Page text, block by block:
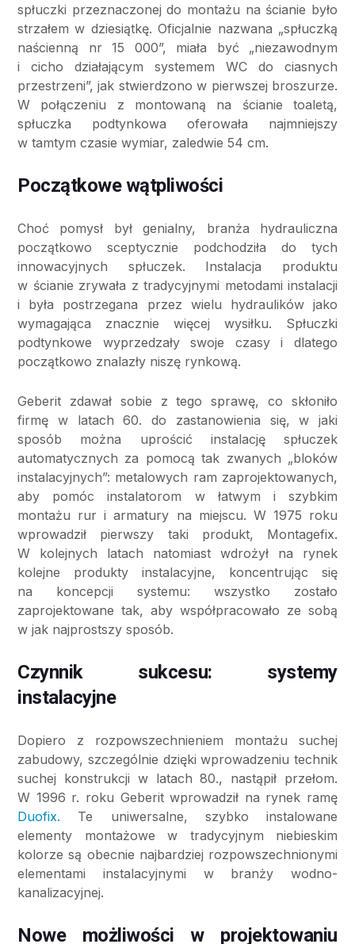
spłuczki przeznaczonej do montażu na ścianie było
strzałem w dziesiątkę. Oficjalnie nazwana „spłuczką
naścienną nr 15 000”, miała być „niezawodnym
i cicho działającym systemem WC do ciasnych
przestrzeni”, jak stwierdzono w pierwszej broszurze.
W połączeniu z montowaną na ścianie toaletą,
spłuczka podtynkowa oferowała najmniejszy
w tamtym czasie wymiar, zaledwie 54 cm.
Początkowe wątpliwości
Choć pomysł był genialny, branża hydrauliczna
początkowo sceptycznie podchodziła do tych
innowacyjnych spłuczek. Instalacja produktu
w ścianie zrywała z tradycyjnymi metodami instalacji
i była postrzegana przez wielu hydraulików jako
wymagająca znacznie więcej wysiłku. Spłuczki
podtynkowe wyprzedzały swoje czasy i dlatego
początkowo znalazły niszę rynkową.
Geberit zdawał sobie z tego sprawę, co skłoniło
firmę w latach 60. do zastanowienia się, w jaki
sposób można uprościć instalację spłuczek
automatycznych za pomocą tak zwanych „bloków
instalacyjnych”: metalowych ram zaprojektowanych,
aby pomóc instalatorom w łatwym i szybkim
montażu rur i armatury na miejscu. W 1975 roku
wprowadził pierwszy taki produkt, Montagefix.
W kolejnych latach natomiast wdrożył na rynek
kolejne produkty instalacyjne, koncentrując się
na koncepcji systemu: wszystko zostało
zaprojektowane tak, aby współpracowało ze sobą
w jak najprostszy sposób.
Czynnik sukcesu: systemy
instalacyjne
Dopiero z rozpowszechnieniem montażu suchej
zabudowy, szczególnie dzięki wprowadzeniu technik
suchej konstrukcji w latach 80., nastąpił przełom.
W 1996 r. roku Geberit wprowadził na rynek ramę
Duofix. Te uniwersalne, szybko instalowane
elementy montażowe w tradycyjnym niebieskim
kolorze są obecnie najbardziej rozpowszechnionymi
elementami instalacyjnymi w branży wodno-
kanalizacyjnej.
Nowe możliwości w projektowaniu